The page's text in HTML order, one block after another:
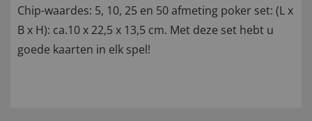
Chip-waardes: 5, 10, 25 en 50 afmeting poker set: (L x
B x H): ca.10 x 22,5 x 13,5 cm. Met deze set hebt u
goede kaarten in elk spel!